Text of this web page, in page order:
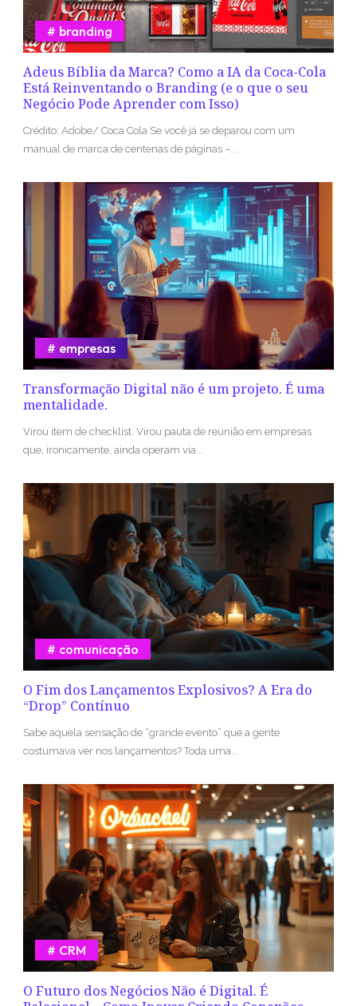
Adeus Bíblia da Marca? Como a IA da Coca-Cola
Está Reinventando o Branding (e o que o seu
Negócio Pode Aprender com Isso)
branding
Crédito: Adobe/ Coca Cola Se você já se deparou com um
manual de marca de centenas de páginas –...
Transformação Digital não é um projeto. É uma
mentalidade.
empresas
Virou item de checklist. Virou pauta de reunião em empresas
que, ironicamente, ainda operam via...
O Fim dos Lançamentos Explosivos? A Era do
“Drop” Contínuo
comunicação
Sabe aquela sensação de “grande evento” que a gente
costumava ver nos lançamentos? Toda uma...
O Futuro dos Negócios Não é Digital. É
CRM